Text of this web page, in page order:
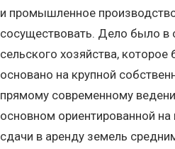
и промышленное
сосуществовать. Дело было в
сельского хозяйства,
основано на крупной
прямому современному
основном ориентированной
сдачи в аренду земель